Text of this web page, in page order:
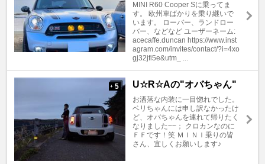
MINI R60 Cooper Sに乗ってま
す。 欧州車ばかりを乗り継いで
います。 ローバー、ランドロー
バー、などなど ユーザーネーム:
acecaffe.duncan https://www.inst
agram.com/invites/contact/?i=4xo
gj32jfi5e&utm_ ...
+ 5 U☆R☆Aの"オバちゃん"
お洒落な内装に一目惚れでした。
ベリちゃんには申し訳なかったけ
ど、オバちゃんを連れて帰りたく
なりました~~； クロカンなのに
ＦＦです！笑 ＭＩＮＩ乗りの皆
さん、宜しくお願いします♪